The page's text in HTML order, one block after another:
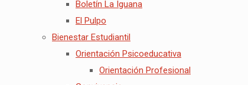
Boletín La Iguana
El Pulpo
Bienestar Estudiantil
Orientación Psicoeducativa
Orientación Profesional